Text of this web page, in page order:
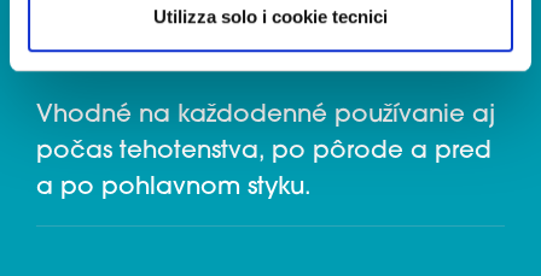
Utilizza solo i cookie tecnici
PRÍLEŽITOSTI POUŽITIA
Vhodné na každodenné používanie aj
počas tehotenstva, po pôrode a pred
a po pohlavnom styku.